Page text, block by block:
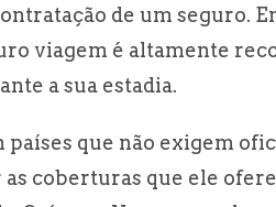
de um seguro.
viagem é altamente
a sua estadia.
países que não exigem
coberturas que ele